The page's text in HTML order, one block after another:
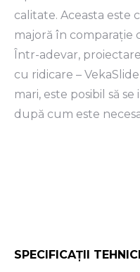
calitate. Aceasta este
majoră în comparaţie
Într-adevar,
cu ridicare –
mari, este posibil să
după cum este
SPECIFICAȚII